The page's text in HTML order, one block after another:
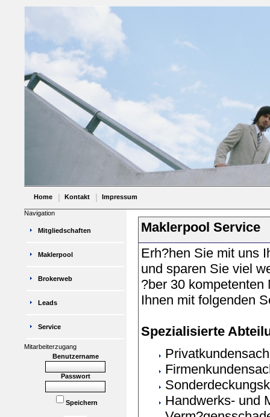
Home Kontakt Impressum
Maklerpool Service
Erh?hen Sie mit uns
und sparen Sie viel
?ber 30
Ihnen mit folgenden
Spezialisierte
Handwerks- und
Navigation
Mitgliedschaften
Maklerpool
Brokerweb
Leads
Service
Mitarbeiterzugang
Benutzername
Passwort
Speichern